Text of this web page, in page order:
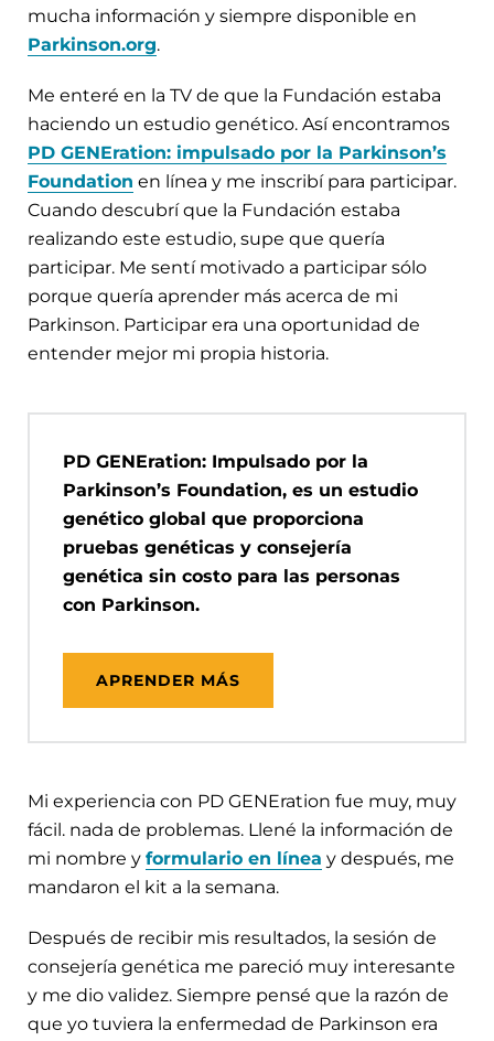
mucha información y siempre disponible en
Parkinson.org.
Me enteré en la TV de que la Fundación estaba
haciendo un estudio genético. Así encontramos
PD GENEration: impulsado por la Parkinson’s
Foundation en línea y me inscribí para participar.
Cuando descubrí que la Fundación estaba
realizando este estudio, supe que quería
participar. Me sentí motivado a participar sólo
porque quería aprender más acerca de mi
Parkinson. Participar era una oportunidad de
entender mejor mi propia historia.
PD GENEration: Impulsado por la
Parkinson’s Foundation, es un estudio
genético global que proporciona
pruebas genéticas y consejería
genética sin costo para las personas
con Parkinson.
APRENDER MÁS
Mi experiencia con PD GENEration fue muy, muy
fácil. nada de problemas. Llené la información de
mi nombre y formulario en línea y después, me
mandaron el kit a la semana.
Después de recibir mis resultados, la sesión de
consejería genética me pareció muy interesante
y me dio validez. Siempre pensé que la razón de
que yo tuviera la enfermedad de Parkinson era